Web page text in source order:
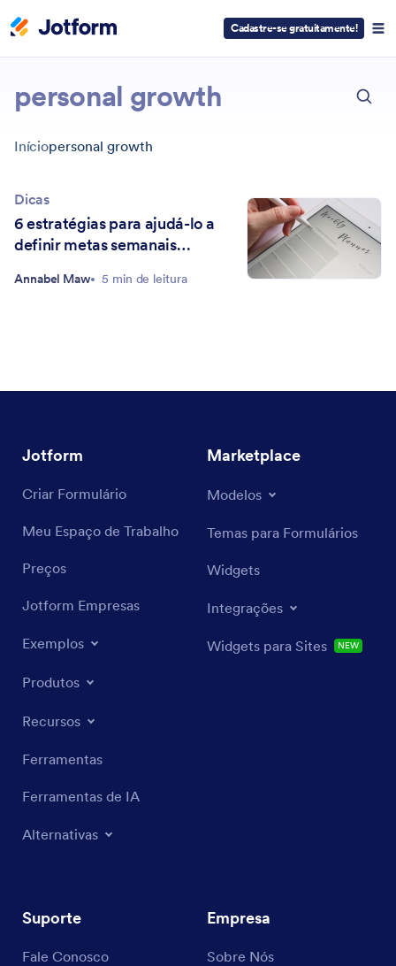
Cadastre-se gratuitamente!
personal growth
Iníciopersonal growth
Dicas
6 estratégias para ajudá-lo a
definir metas semanais
Annabel Maw 5 min de leitura
ESC
Jotform
Criar Formulário
Meu Espaço de Trabalho
Preços
Jotform Empresas
Exemplos
Produtos
Recursos
Ferramentas
Ferramentas de IA
Alternativas
Marketplace
Modelos
Temas para Formulários
Widgets
Integrações
Widgets para Sites NEW
Suporte
Fale Conosco
Empresa
Sobre Nós